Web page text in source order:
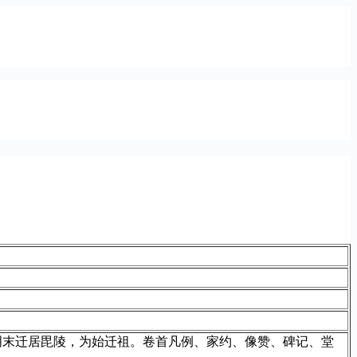
迁居毘陵，为始迁祖。卷首凡例、家约、像赞、碑记、堂